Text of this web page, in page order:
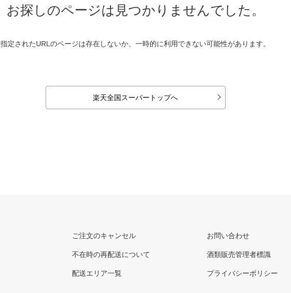
お探しのページは見つかりませんでした。
指定されたURLのページは存在しないか、一時的に利用できない可能性があります。
楽天全国スーパートップへ
ご注文のキャンセル
不在時の再配送について
配送エリア一覧
お問い合わせ
酒類販売管理者標識
プライバシーポリシー